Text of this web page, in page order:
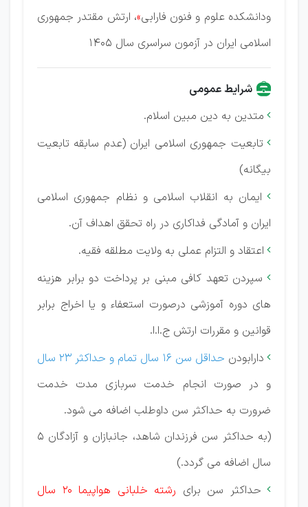
ودانشکده علوم و فنون فارابی»، ارتش مقتدر جمهوری
اسلامی ایران در آزمون سراسری سال 1405
شرایط عمومی
 متدین به دین مبین اسلام.
 تابعیت جمهوری اسلامی ایران (عدم سابقه تابعیت
بیگانه)
 ایمان به انقلاب اسلامی و نظام جمهوری اسلامی
ایران و آمادگی فداكاری در راه تحقق اهداف آن.
 اعتقاد و التزام عملی به ولایت مطلقه فقیه.
 سپردن تعهد كافی مبنی بر پرداخت دو برابر هزینه
های دوره آموزشی درصورت استعفاء و یا اخراج برابر
قوانین و مقررات ارتش ج.ا.ا.
 دارابودن حداقل سن 16 سال تمام و حداكثر 23 سال
و در صورت انجام خدمت سربازی مدت خدمت
ضرورت به حداكثر سن داوطلب اضافه می شود.
(به حداكثر سن فرزندان شاهد، جانبازان و آزادگان 5
سال اضافه می گردد.)
 حداكثر سن برای رشته خلبانی هواپیما 20 سال